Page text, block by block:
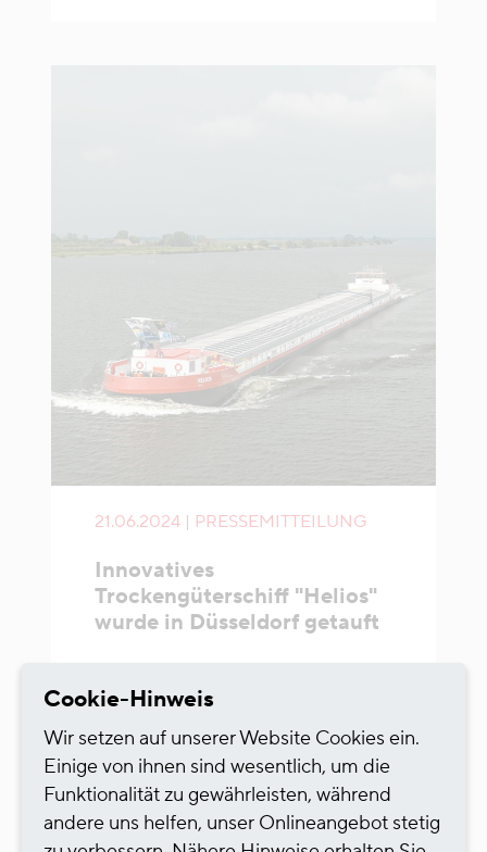
21.06.2024 | PRESSEMITTEILUNG
Innovatives
Trockengüterschiff "Helios"
wurde in Düsseldorf getauft
Shipping wurde die weltweit größter
Solarmodulanlage auf einem
Binnenschiff installiert.
Mehr erfahren
Cookie-Hinweis
Wir setzen auf unserer Website Cookies ein.
Einige von ihnen sind wesentlich, um die
Funktionalität zu gewährleisten, während
andere uns helfen, unser Onlineangebot stetig